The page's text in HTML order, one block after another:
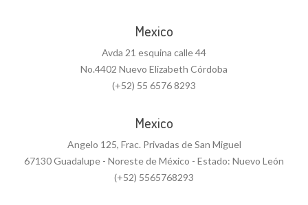
Mexico
Avda 21 esquina calle 44
No.4402 Nuevo Elizabeth Córdoba
(+52) 55 6576 8293
Mexico
Angelo 125, Frac. Privadas de San Miguel
67130 Guadalupe - Noreste de México - Estado: Nuevo León
(+52) 5565768293